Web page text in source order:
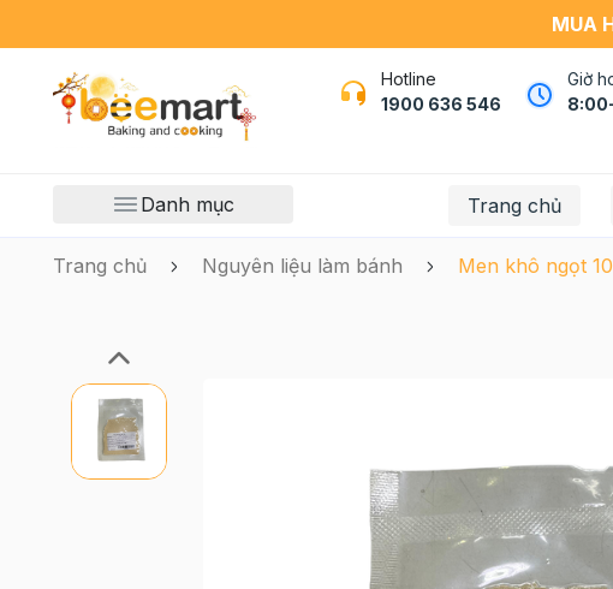
MUA
Hotline
1900 636 546
Giờ
Danh mục Trang chủ
Trang chủ Nguyên liệu làm bánh Men khô ngọt